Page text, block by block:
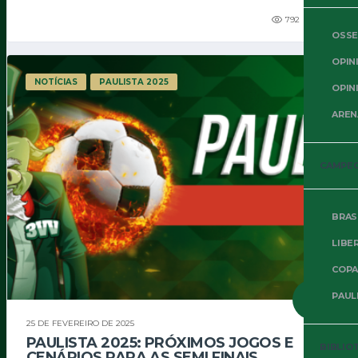
792
NOTÍCIAS PAULISTA 2025
25 DE FEVEREIRO DE 2025
PAULISTA 2025: PRÓXIMOS JOGOS E